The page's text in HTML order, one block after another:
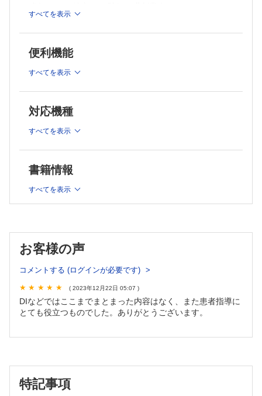
喜）
・調剤報酬改定を踏まえた変化（山方 基寛）
診療ガイドラインを根拠とする薬学的介入ポイント
・気管支喘息（坂野 昌志）
・小児喘息 ─移行期医療を含めて─（本田 勝亮）
患者の身体機能にあわせた吸入デバイス選択（吉田 敏人
「初回指導」の心構え
・初回指導時間の目安は30分 ─何にどのくらい時間をかけて説
・初回に直面する壁を乗り越える ─治療開始時によく聞く疑
問・不安は？─（山下 哲太）
・子どもが主体的に治療参画できるよう指導する ─保護者に丁
寧に説明するだけではダメ？─（本田 勝亮）
ツ・NGは？─（野村 浩夫）
「再指導」に役立つ吸入指導の引き出し
・隠れ「吸入できていない」を見つける！（東 春奈 ほか）
シリーズ
すべてを表示
便利機能
すべてを表示
対応機種
すべてを表示
書籍情報
すべてを表示
お客様の声
コメントする (ログインが必要です)
( 2023年12月22日 05:07 )
DIなどではここまでまとまった内容はなく、また患者指導に
とても役立つものでした。ありがとうございます。
特記事項